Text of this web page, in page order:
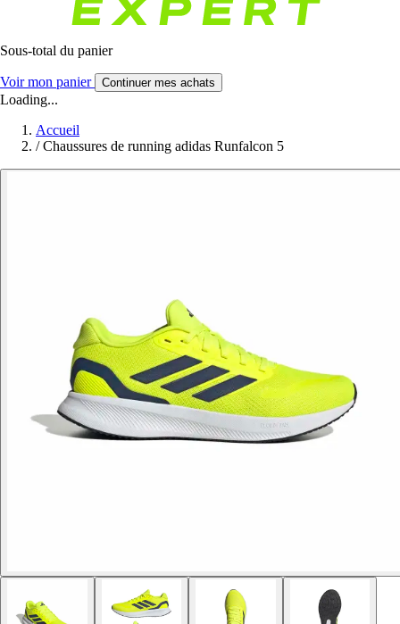
Sous-total du panier
Voir mon panier Continuer mes achats
Loading...
Accueil
/ Chaussures de running adidas Runfalcon 5